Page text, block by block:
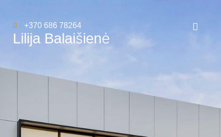
+370 686 78264
Lilija Balaišienė